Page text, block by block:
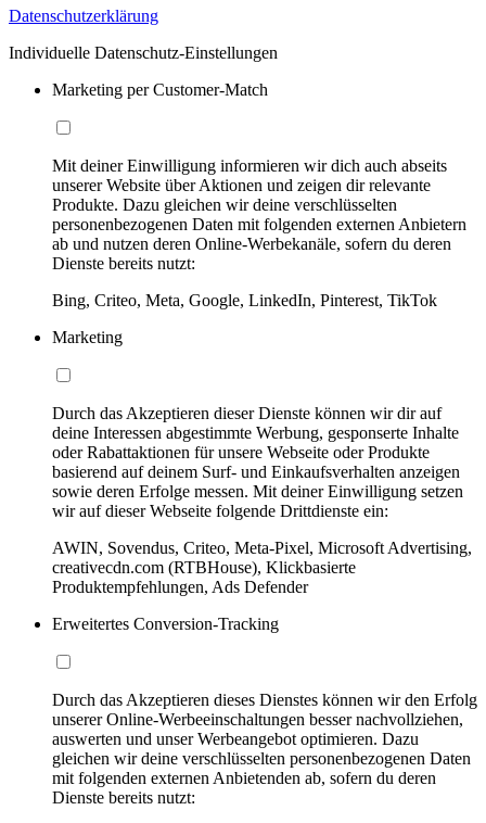
Datenschutzerklärung
Individuelle Datenschutz-Einstellungen
Marketing per Customer-Match
Mit deiner Einwilligung informieren wir dich auch abseits
unserer Website über Aktionen und zeigen dir relevante
Produkte. Dazu gleichen wir deine verschlüsselten
personenbezogenen Daten mit folgenden externen Anbietern
ab und nutzen deren Online-Werbekanäle, sofern du deren
Dienste bereits nutzt:
Bing, Criteo, Meta, Google, LinkedIn, Pinterest, TikTok
Marketing
Durch das Akzeptieren dieser Dienste können wir dir auf
deine Interessen abgestimmte Werbung, gesponserte Inhalte
oder Rabattaktionen für unsere Webseite oder Produkte
basierend auf deinem Surf- und Einkaufsverhalten anzeigen
sowie deren Erfolge messen. Mit deiner Einwilligung setzen
wir auf dieser Webseite folgende Drittdienste ein:
AWIN, Sovendus, Criteo, Meta-Pixel, Microsoft Advertising,
creativecdn.com (RTBHouse), Klickbasierte
Produktempfehlungen, Ads Defender
Erweitertes Conversion-Tracking
Durch das Akzeptieren dieses Dienstes können wir den Erfolg
unserer Online-Werbeeinschaltungen besser nachvollziehen,
auswerten und unser Werbeangebot optimieren. Dazu
gleichen wir deine verschlüsselten personenbezogenen Daten
mit folgenden externen Anbietenden ab, sofern du deren
Dienste bereits nutzt: